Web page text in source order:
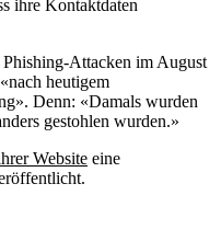
ihre Kontaktdaten
Attacken im August
heutigem
Denn: «Damals wurden
gestohlen wurden.»
Website eine